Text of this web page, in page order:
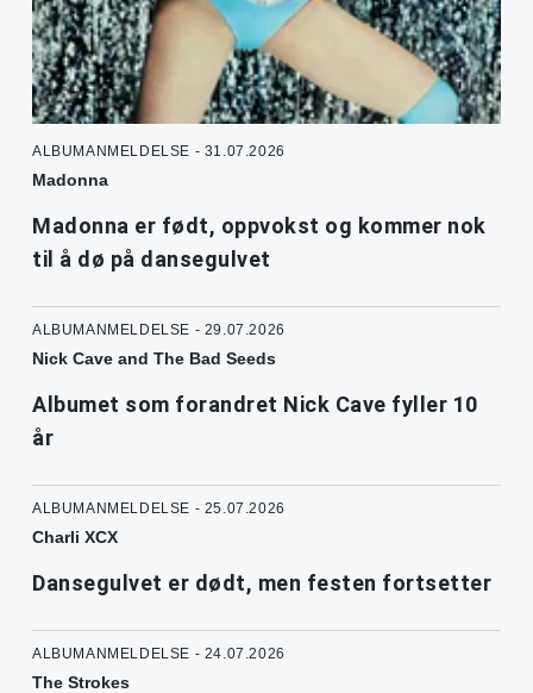
ALBUMANMELDELSE - 31.07.2026
Madonna
Madonna er født, oppvokst og kommer nok
til å dø på dansegulvet
ALBUMANMELDELSE - 29.07.2026
Nick Cave and The Bad Seeds
Albumet som forandret Nick Cave fyller 10
år
ALBUMANMELDELSE - 25.07.2026
Charli XCX
Dansegulvet er dødt, men festen fortsetter
ALBUMANMELDELSE - 24.07.2026
The Strokes